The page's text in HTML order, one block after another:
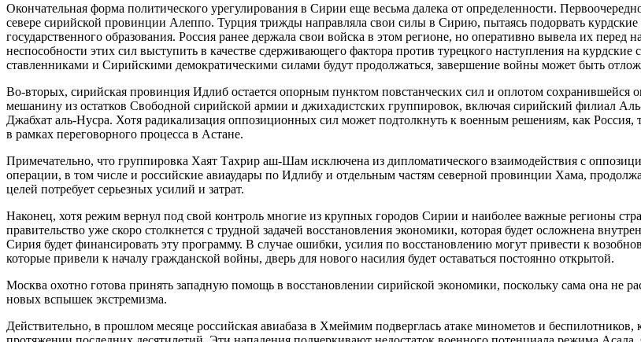
Окончательная форма политического урегулирования в Сирии еще весьма далека от определенности.
севере сирийской провинции Алеппо. Турция трижды направляла свои силы в Сирию, пытаясь подорвать
государственного образования. Россия ранее держала свои войска в этом регионе, но оперативно вывела их
неспособности этих сил выступить в качестве сдерживающего фактора против турецкого наступления на
ставленниками и Сирийскими демократическими силами будут продолжаться, завершение войны может быть
Во-вторых, сирийская провинция Идлиб остается опорным пунктом повстанческих сил и оплотом
мешанину из остатков Свободной сирийской армии и джихадистских группировок, включая сирийский филиал
Джабхат аль-Нусра. Хотя радикализация оппозиционных сил может подтолкнуть к военным решениям, как
в рамках переговорного процесса в Астане.
Примечательно, что группировка Хаят Тахрир аш-Шам исключена из дипломатического взаимодействия с
операции, в том числе и российские авиаудары по Идлибу и отдельным частям северной провинции Хама,
целей потребует серьезных усилий и затрат.
Наконец, хотя режим вернул под свой контроль многие из крупных городов Сирии и наиболее важные регионы
правительство уже скоро столкнется с трудной задачей восстановления экономики, которая будет осложнена
Сирия будет финансировать эту программу. В случае ошибки, усилия по восстановлению могут привести к
которые привели к началу гражданской войны, дверь для нового насилия будет оставаться постоянно открытой.
Москва охотно готова принять западную помощь в восстановлении сирийской экономики, поскольку сама она не
новых вспышек экстремизма.
Действительно, в прошлом месяце российская авиабаза в Хмеймим подверглась атаке минометов и